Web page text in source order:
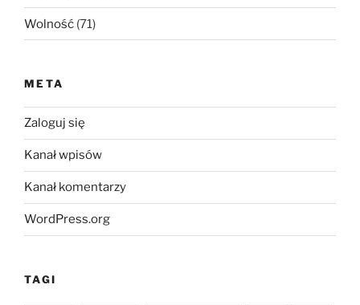
Wolność (71)
META
Zaloguj się
Kanał wpisów
Kanał komentarzy
WordPress.org
TAGI